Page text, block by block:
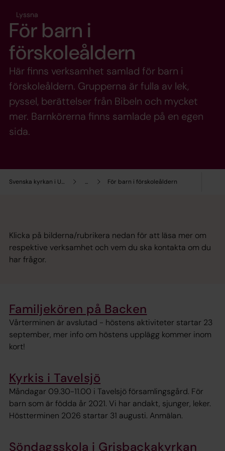
Svenska kyrkan i Umeå ... För barn i förskoleåldern
Lyssna
För barn i
förskoleåldern
Här finns verksamhet samlad för barn i
förskoleåldern. Grupperna är fulla av lek,
pyssel, berättelser från Bibeln och mycket
mer. Barnkörerna finns samlade på en egen
sida.
Klicka på bilderna/rubrikera nedan för att läsa mer om
respektive verksamhet och vem du ska kontakta om du
har frågor.
Familjekören på Backen
Vårterminen är avslutad - höstens aktiviteter startar 23
september, mer info om höstens upplägg kommer inom
kort!
Kyrkis i Tavelsjö
Måndagar 09.30-11.00 i Tavelsjö församlingsgård. För
barn som är födda år 2021. Vi har andakt, sjunger, leker.
Höstterminen 2026 startar 31 augusti. Anmälan.
Söndagsskola i Grisbackakyrkan